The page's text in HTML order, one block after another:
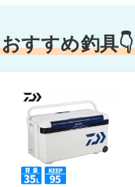
おすすめ釣具👇